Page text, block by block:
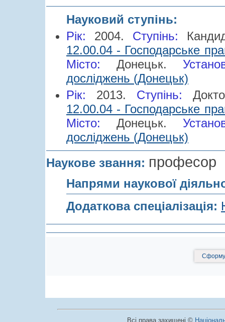
Науковий ступінь:
Рік: 2004. Cтупінь:
12.00.04 - Господарське
Місто: Донецьк.
досліджень (Донецьк)
Рік: 2013. Cтупінь:
12.00.04 - Господарське
Місто: Донецьк.
досліджень (Донецьк)
Наукове звання: професор
Напрями наукової
Додаткова спеціалізація:
Всі права захищені ©